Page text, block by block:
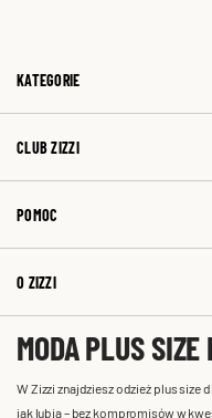
KATEGORIE
CLUB ZIZZI
POMOC
O ZIZZI
MODA PLUS SIZE
W Zizzi znajdziesz odzież plus size
jak lubią – bez kompromisów w